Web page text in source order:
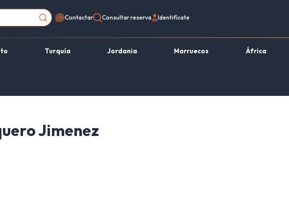
Contactar Consultar reserva Identifícate
Turquía Jordania Marruecos África
Jimenez